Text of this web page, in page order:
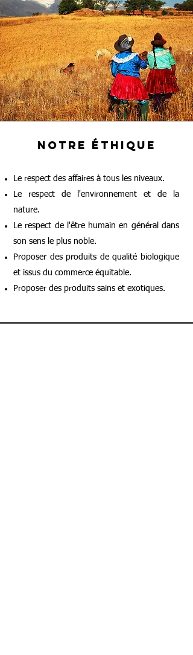
NOTRe éthique
Le respect des affaires à tous les niveaux.
Le respect de l'environnement et de la
nature.
Le respect de l'être humain en général dans
son sens le plus noble.
Proposer des produits de qualité biologique
et issus du commerce équitable.
Proposer des produits sains et exotiques.